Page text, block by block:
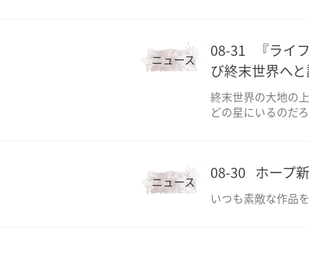
ニュース
08-31
『ライ
び終末世界へ
終末世界の大地の
どの星にいるのだ
ニュース
08-30 ホープ
いつも素敵な作品